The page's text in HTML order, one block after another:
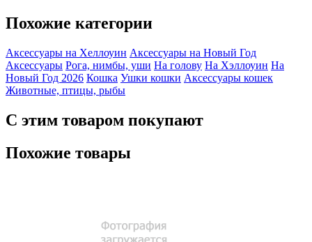
Похожие категории
Аксессуары на Хеллоуин Аксессуары на Новый Год
Аксессуары Рога, нимбы, уши На голову На Хэллоуин На
Новый Год 2026 Кошка Ушки кошки Аксессуары кошек
Животные, птицы, рыбы
С этим товаром покупают
Похожие товары